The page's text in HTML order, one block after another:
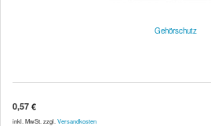
Gehörschutz
0,57 €
inkl. MwSt. zzgl. Versandkosten